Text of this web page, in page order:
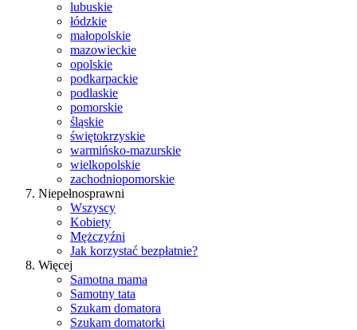
lubuskie
łódzkie
małopolskie
mazowieckie
opolskie
podkarpackie
podlaskie
pomorskie
śląskie
świętokrzyskie
warmińsko-mazurskie
wielkopolskie
zachodniopomorskie
Niepełnosprawni
Wszyscy
Kobiety
Mężczyźni
Jak korzystać bezpłatnie?
Więcej
Samotna mama
Samotny tata
Szukam domatora
Szukam domatorki